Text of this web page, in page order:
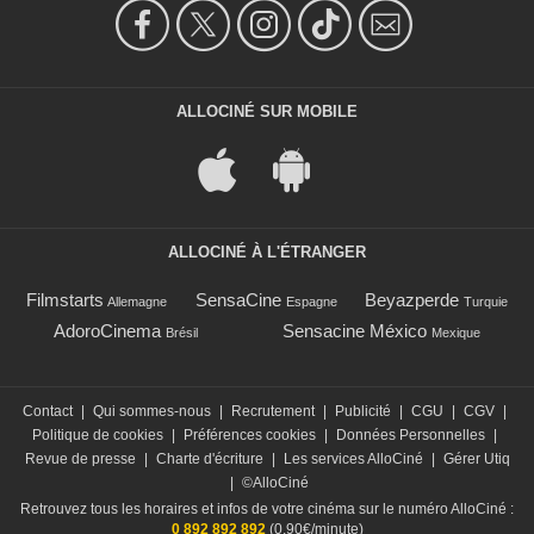
ALLOCINÉ SUR MOBILE
ALLOCINÉ À L'ÉTRANGER
Filmstarts Allemagne SensaCine Espagne Beyazperde Turquie
AdoroCinema Brésil Sensacine México Mexique
Contact | Qui sommes-nous | Recrutement | Publicité | CGU | CGV |
Politique de cookies | Préférences cookies | Données Personnelles |
Revue de presse
| Charte d'écriture | Les services AlloCiné | Gérer Utiq
| ©AlloCiné
Retrouvez tous les horaires et infos de votre cinéma sur le numéro AlloCiné :
0 892 892 892 (0,90€/minute)